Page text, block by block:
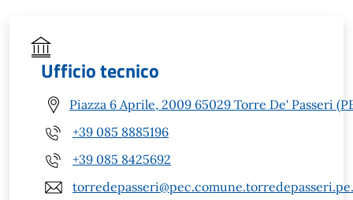
Ufficio tecnico
Piazza 6 Aprile, 2009 65029 Torre De' Passeri
+39 085 8885196
+39 085 8425692